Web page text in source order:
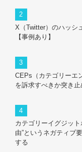
X（Twitter）のハッシ
【事例あり】
CEPs（カテゴリーエ
を訴求すべきか突き止
カテゴリーイグジッ
由”というネガティブ
する